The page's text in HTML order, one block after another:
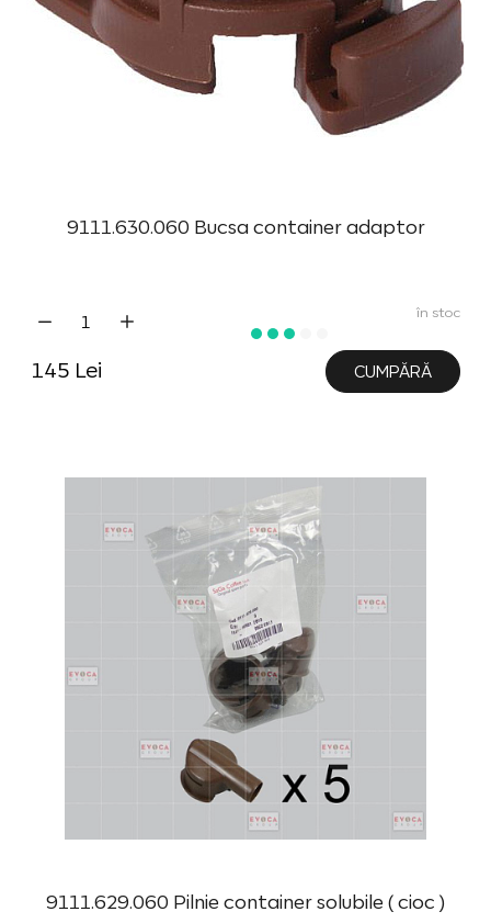
9111.630.060 Bucsa container adaptor
în stoc
145 Lei CUMPĂRĂ
9111.629.060 Pilnie container solubile ( cioc )